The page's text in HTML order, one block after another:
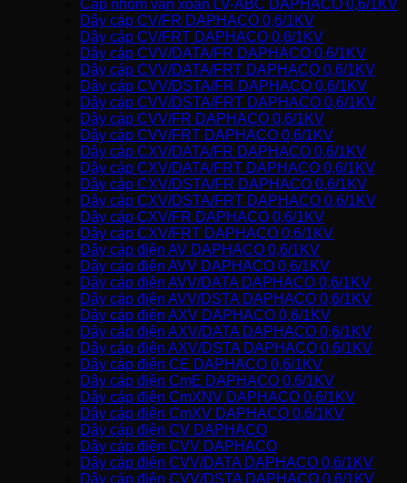
Cáp nhôm vặn xoắn LV-ABC DAPHACO 0,6/1KV
Dây cáp CV/FR DAPHACO 0,6/1KV
Dây cáp CV/FRT DAPHACO 0,6/1KV
Dây cáp CVV/DATA/FR DAPHACO 0,6/1KV
Dây cáp CVV/DATA/FRT DAPHACO 0,6/1KV
Dây cáp CVV/DSTA/FR DAPHACO 0,6/1KV
Dây cáp CVV/DSTA/FRT DAPHACO 0,6/1KV
Dây cáp CVV/FR DAPHACO 0,6/1KV
Dây cáp CVV/FRT DAPHACO 0,6/1KV
Dây cáp CXV/DATA/FR DAPHACO 0,6/1KV
Dây cáp CXV/DATA/FRT DAPHACO 0,6/1KV
Dây cáp CXV/DSTA/FR DAPHACO 0,6/1KV
Dây cáp CXV/DSTA/FRT DAPHACO 0,6/1KV
Dây cáp CXV/FR DAPHACO 0,6/1KV
Dây cáp CXV/FRT DAPHACO 0,6/1KV
Dây cáp điện AV DAPHACO 0,6/1KV
Dây cáp điện AVV DAPHACO 0,6/1KV
Dây cáp điện AVV/DATA DAPHACO 0,6/1KV
Dây cáp điện AVV/DSTA DAPHACO 0,6/1KV
Dây cáp điện AXV DAPHACO 0,6/1KV
Dây cáp điện AXV/DATA DAPHACO 0,6/1KV
Dây cáp điện AXV/DSTA DAPHACO 0,6/1KV
Dây cáp điện CE DAPHACO 0,6/1KV
Dây cáp điện CmE DAPHACO 0,6/1KV
Dây cáp điện CmXNV DAPHACO 0,6/1KV
Dây cáp điện CmXV DAPHACO 0,6/1KV
Dây cáp điện CV DAPHACO
Dây cáp điện CVV DAPHACO
Dây cáp điện CVV/DATA DAPHACO 0,6/1KV
Dây cáp điện CVV/DSTA DAPHACO 0,6/1KV